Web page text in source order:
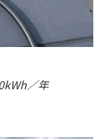
／年